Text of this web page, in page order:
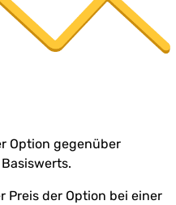
Option gegenüber
Preis der Option bei einer